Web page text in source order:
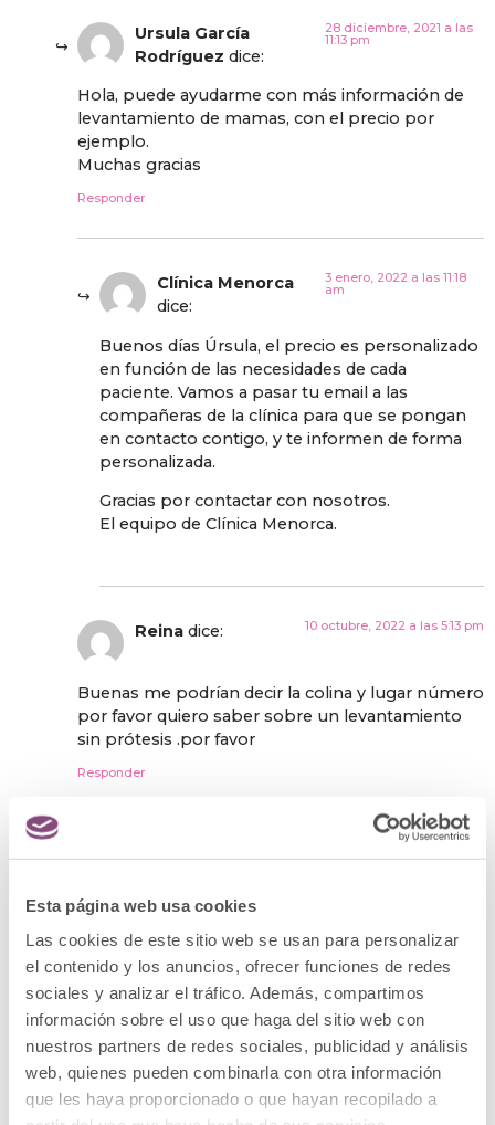
Esta página web usa cookies
Las cookies de este sitio web se usan para personalizar
el contenido y los anuncios, ofrecer funciones de redes
sociales y analizar el tráfico. Además, compartimos
información sobre el uso que haga del sitio web con
nuestros partners de redes sociales, publicidad y análisis
web, quienes pueden combinarla con otra información
que les haya proporcionado o que hayan recopilado a
Ursula García
Rodríguez dice:
28 diciembre, 2021 a las
11:13 pm
Hola, puede ayudarme con más información de
levantamiento de mamas, con el precio por
ejemplo.
Muchas gracias
Responder
Clínica Menorca
dice:
3 enero, 2022 a las 11:18
am
Buenos días Úrsula, el precio es personalizado
en función de las necesidades de cada
paciente. Vamos a pasar tu email a las
compañeras de la clínica para que se pongan
en contacto contigo, y te informen de forma
personalizada.
Gracias por contactar con nosotros.
El equipo de Clínica Menorca.
Reina dice: 10 octubre, 2022 a las 5:13 pm
Buenas me podrían decir la colina y lugar número
por favor quiero saber sobre un levantamiento
sin prótesis .por favor
Responder
@clinicamenorca
am
12-14 de Madrid (España). Si quieres
información personalizada puedes llamarnos
por teléfono? 900834487 ¡La primera consulta
es gratuita!
YAHAIRA BECERRA